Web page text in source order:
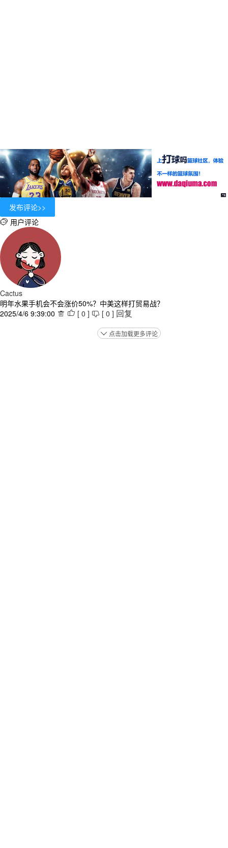
 用户评论
Cactus
明年水果手机会不会涨价50%？中美这样打贸易战？
2025/4/6 9:39:00   [ 0 ]  [ 0 ] 回复
 点击加载更多评论